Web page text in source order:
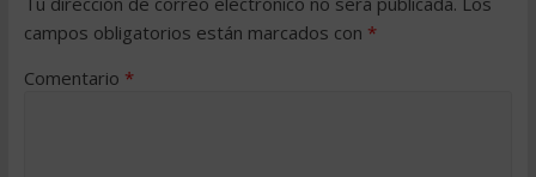
campos obligatorios están marcados con *
Comentario *